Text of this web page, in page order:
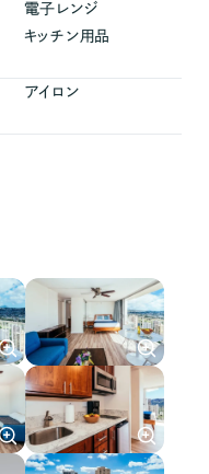
電子レンジ
キッチン用品
アイロン